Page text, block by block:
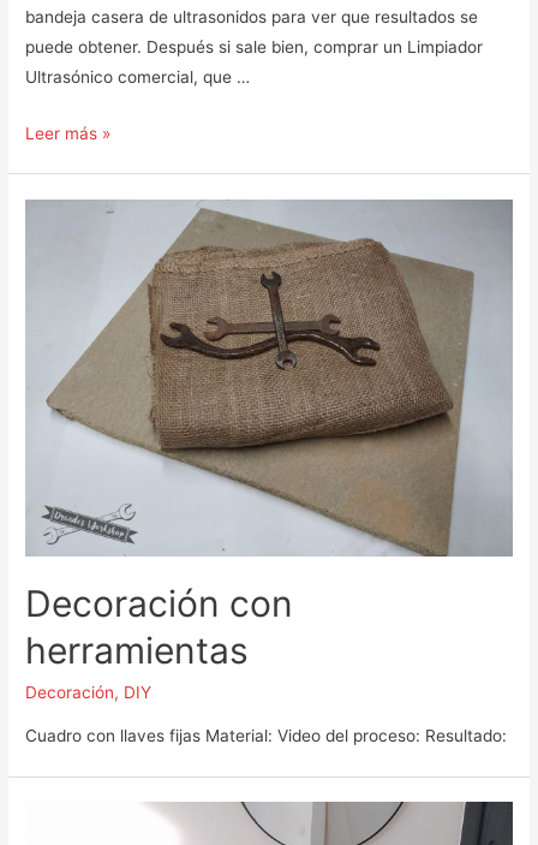
bandeja casera de ultrasonidos para ver que resultados se
puede obtener. Después si sale bien, comprar un Limpiador
Ultrasónico comercial, que …
Máquina
Leer más »
Decoración con
herramientas
Decoración, DIY
Cuadro con llaves fijas Material: Video del proceso: Resultado: